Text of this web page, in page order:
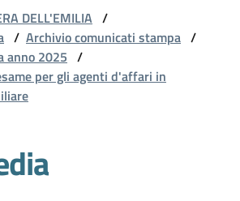
DELL'EMILIA /
/ Archivio comunicati stampa /
anno 2025 /
per gli agenti d'affari in